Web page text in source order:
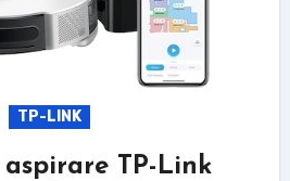
TP-LINK
aspirare TP-Link